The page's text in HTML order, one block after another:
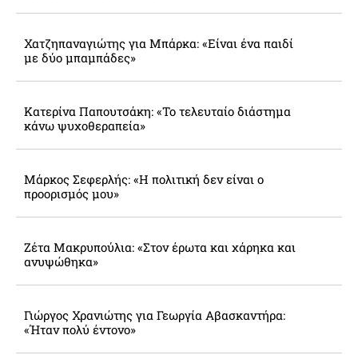
Χατζηπαναγιώτης για Μπάρκα: «Είναι ένα παιδί
με δύο μπαμπάδες»
Κατερίνα Παπουτσάκη: «Το τελευταίο διάστημα
κάνω ψυχοθεραπεία»
Μάρκος Σεφερλής: «Η πολιτική δεν είναι ο
προορισμός μου»
Ζέτα Μακρυπούλια: «Στον έρωτα και χάρηκα και
ανυψώθηκα»
Γιώργος Χρανιώτης για Γεωργία Αβασκαντήρα:
«Ήταν πολύ έντονο»